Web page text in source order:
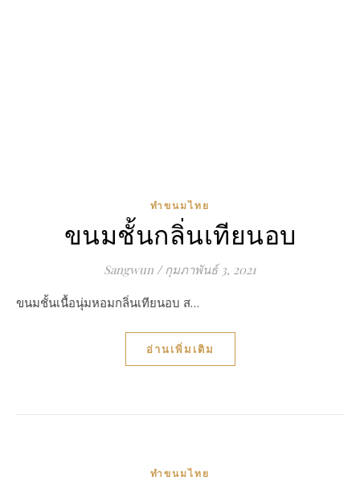
ทำขนมไทย
ขนมชั้นกลิ่นเทียนอบ
Sangwun / กุมภาพันธ์ 3, 2021
ขนมชั้นเนื้อนุ่มหอมกลิ่นเทียนอบ ส…
อ่านเพิ่มเติม
ทำขนมไทย